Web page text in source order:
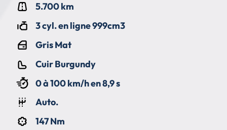
5.700 km
3 cyl. en ligne 999cm3
Gris Mat
Cuir Burgundy
0 à 100 km/h en 8,9 s
Auto.
147 Nm